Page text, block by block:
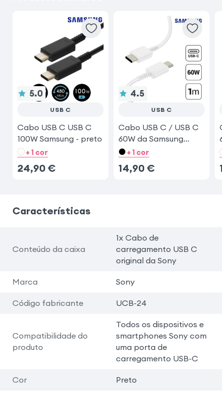
5.0
USB C
Cabo USB C USB C
100W Samsung - preto
+ 1 cor
24,90 €
4.5
USB C
Cabo USB C / USB C
60W da Samsung
Branco
+ 1 cor
14,90 €
Características
Conteúdo da caixa
1x Cabo de
carregamento USB C
original da Sony
Marca Sony
Código fabricante UCB-24
Compatibilidade do
produto
Todos os dispositivos e
smartphones Sony com
uma porta de
carregamento USB-C
Cor Preto